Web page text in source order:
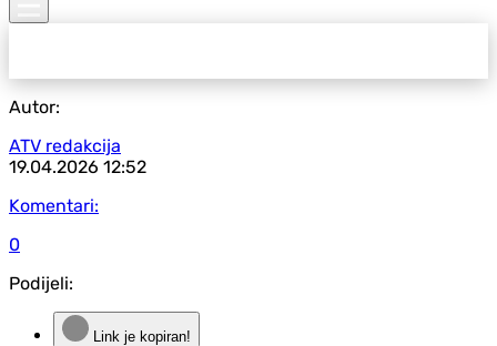
Autor:
ATV redakcija
19.04.2026 12:52
Komentari:
0
Podijeli:
Link je kopiran!